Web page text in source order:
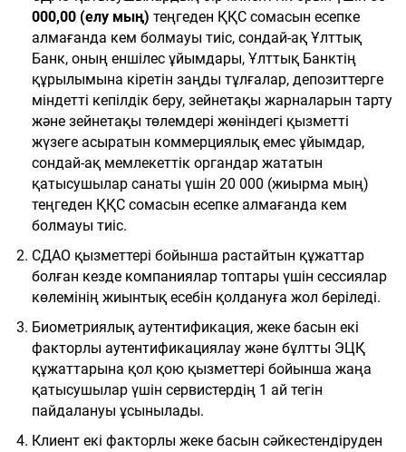
000,00 (елу мың) теңгеден ҚҚС сомасын есепке
алмағанда кем болмауы тиіс, сондай-ақ Ұлттық
Банк, оның еншілес ұйымдары, Ұлттық Банктің
құрылымына кіретін заңды тұлғалар, депозиттерге
міндетті кепілдік беру, зейнетақы жарналарын тарту
және зейнетақы төлемдері жөніндегі қызметті
жүзеге асыратын коммерциялық емес ұйымдар,
сондай-ақ мемлекеттік органдар жататын
қатысушылар санаты үшін 20 000 (жиырма мың)
теңгеден ҚҚС сомасын есепке алмағанда кем
болмауы тиіс.
СДАО қызметтері бойынша растайтын құжаттар
болған кезде компаниялар топтары үшін сессиялар
көлемінің жиынтық есебін қолдануға жол беріледі.
Биометриялық аутентификация, жеке басын екі
факторлы аутентификациялау және бұлтты ЭЦҚ
құжаттарына қол қою қызметтері бойынша жаңа
қатысушылар үшін сервистердің 1 ай тегін
пайдалануы ұсынылады.
Клиент екі факторлы жеке басын сәйкестендіруден